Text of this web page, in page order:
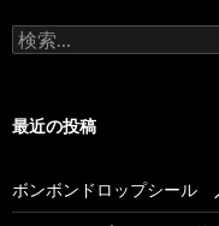
検索:
最近の投稿
ボンボンドロップシール